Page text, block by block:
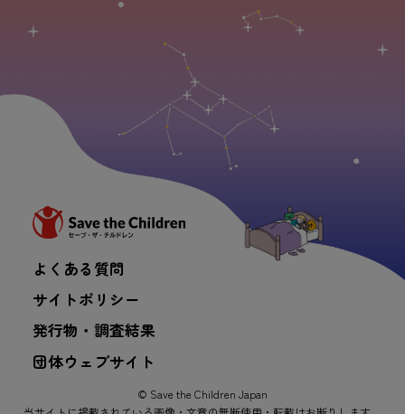
よくある 質問
サイトポリシー
発行物 ・ 調査結果
団体ウェブサイト
© Save the Children Japan